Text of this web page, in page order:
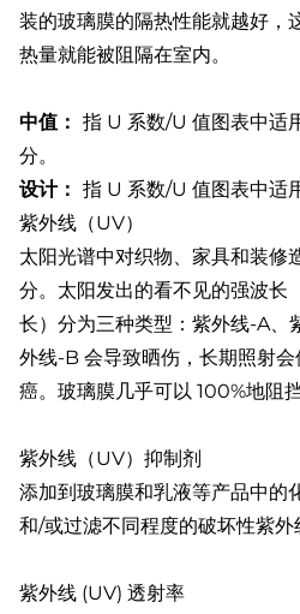
装的玻璃膜的隔热性能就越好，
热量就能被阻隔在室内。
中值： 指 U 系数/U 值图表中适
分。
设计： 指 U 系数/U 值图表中适
紫外线（UV）
太阳光谱中对织物、家具和装修
分。太阳发出的看不见的强波长
长）分为三种类型：紫外线-A、
外线-B 会导致晒伤，长期照射
癌。玻璃膜几乎可以 100%地阻
紫外线（UV）抑制剂
添加到玻璃膜和乳液等产品中的
和/或过滤不同程度的破坏性紫外
紫外线 (UV) 透射率